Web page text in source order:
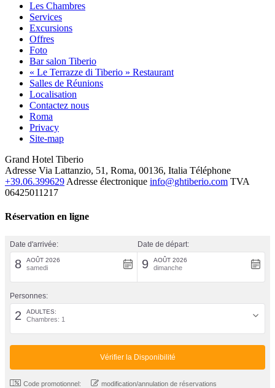
Les Chambres
Services
Excursions
Offres
Foto
Bar salon Tiberio
« Le Terrazze di Tiberio » Restaurant
Salles de Réunions
Localisation
Contactez nous
Roma
Privacy
Site-map
Grand Hotel Tiberio
Adresse Via Lattanzio, 51, Roma, 00136, Italia Téléphone
+39.06.399629 Adresse électronique info@ghtiberio.com TVA
06425011217
Réservation en ligne
Date d'arrivée:
8 AOÛT 2026
samedi
Date de départ:
9 AOÛT 2026
dimanche
Personnes:
2 ADULTES:
Chambres: 1
Code promotionnel: modification/annulation de réservations